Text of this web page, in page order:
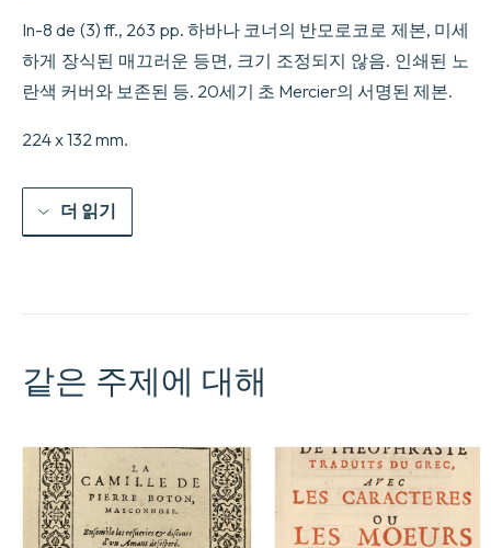
In-8 de (3) ff., 263 pp. 하바나 코너의 반모로코로 제본, 미세
하게 장식된 매끄러운 등면, 크기 조정되지 않음. 인쇄된 노
란색 커버와 보존된 등. 20세기 초 Mercier의 서명된 제본.
224 x 132 mm.
더 읽기
같은 주제에 대해